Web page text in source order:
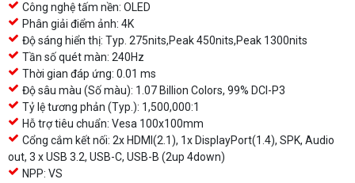
Công nghệ tấm nền: OLED
Phân giải điểm ảnh: 4K
Độ sáng hiển thị: Typ. 275nits,Peak 450nits,Peak 1300nits
Tần số quét màn: 240Hz
Thời gian đáp ứng: 0.01 ms
Độ sâu màu (Số màu): 1.07 Billion Colors, 99% DCI-P3
Tỷ lệ tương phản (Typ.): 1,500,000:1
Hỗ trợ tiêu chuẩn: Vesa 100x100mm
Cổng cắm kết nối: 2x HDMI(2.1), 1x DisplayPort(1.4), SPK, Audio
out, 3 x USB 3.2, USB-C, USB-B (2up 4down)
NPP: VS